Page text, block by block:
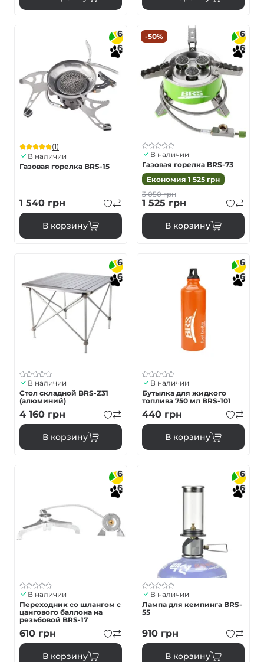
6
6
(1)
В наличии
Газовая горелка BRS-15
1 540 грн
В корзину
-50%
6
6
В наличии
Газовая горелка BRS-73
Економия 1 525 грн
3 050грн
1 525 грн
В корзину
6
6
В наличии
Стол складной BRS-Z31
(алюминий)
4 160 грн
В корзину
6
6
В наличии
Бутылка для жидкого
топлива 750 мл BRS-101
440 грн
В корзину
6
6
В наличии
Переходник со шлангом с
цангового баллона на
резьбовой BRS-17
610 грн
В корзину
6
6
В наличии
Лампа для кемпинга BRS-
55
910 грн
В корзину